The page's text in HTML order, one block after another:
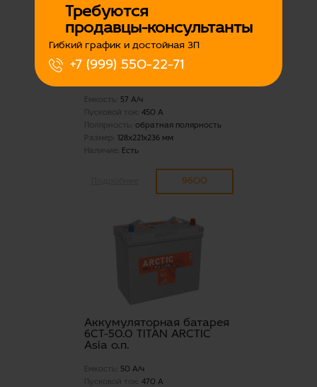
Требуются
продавцы-консультанты
Гибкий график и достойная ЗП
+7 (999) 550-22-71
Аккумуляторная батарея
6СТ-57.0 TITAN ASIASILVER
Емкость:
57 А/ч
Пусковой ток: 450 А
Полярность: обратная полярность
Размер: 128x221x236 мм
Наличие:
Есть
9600
Аккумуляторная батарея
6СТ-50.0 TITAN ARCTIC
Asia о.п.
Емкость:
50 А/ч
Пусковой ток: 470 А